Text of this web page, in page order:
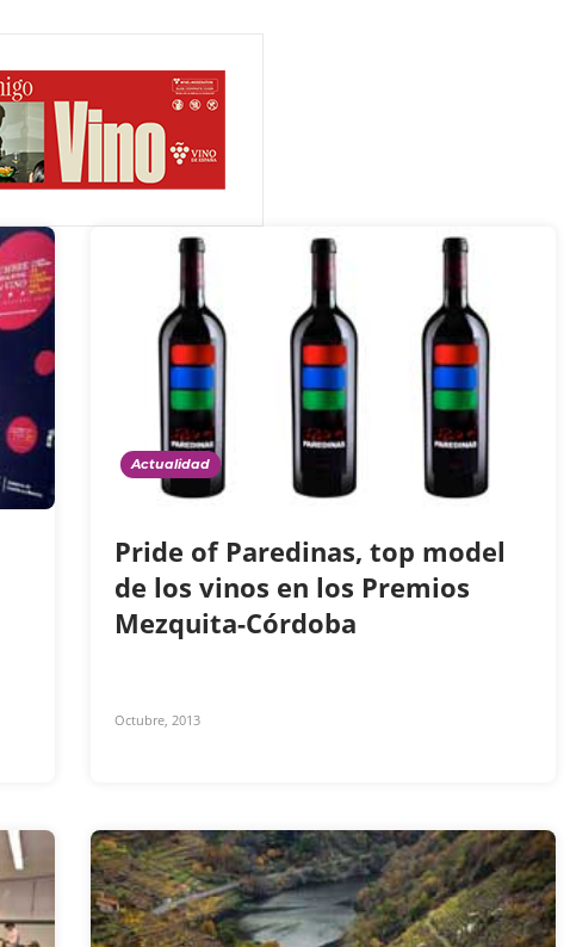
Actualidad
Pride of Paredinas, top model
de los vinos en los Premios
Mezquita-Córdoba
Octubre, 2013